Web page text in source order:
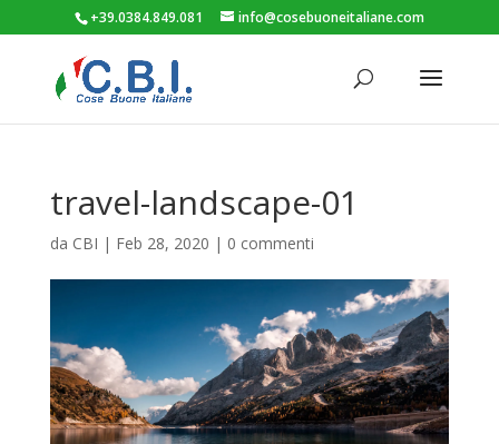
+39.0384.849.081 info@cosebuoneitaliane.com
travel-landscape-01
da CBI | Feb 28, 2020 | 0 commenti